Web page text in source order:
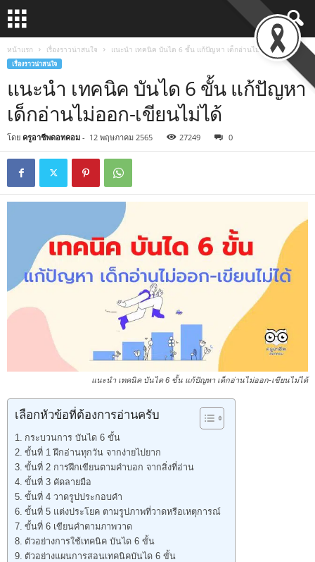
หน้าแรก เรื่องราวน่าสนใจ แนะนำ เทคนิค บันได 6 ขั้น แก้ปัญหา เด็กอ่านไม่ออก-เขียนไม่ได้
เรื่องราวน่าสนใจ
แนะนำ เทคนิค บันได 6 ขั้น แก้ปัญหา
เด็กอ่านไม่ออก-เขียนไม่ได้
โดย ครูอาชีพดอทคอม - 12 พฤษภาคม 2565 27249 0
แนะนำ เทคนิค บันได 6 ขั้น แก้ปัญหา เด็กอ่านไม่ออก-เขียนไม่ได้
เลือกหัวข้อที่ต้องการอ่านครับ
กระบวนการ บันได 6 ขั้น
ขั้นที่ 1 ฝึกอ่านทุกวัน จากง่ายไปยาก
ขั้นที่ 2 การฝึกเขียนตามคำบอก จากสิ่งที่อ่าน
ขั้นที่ 3 คัดลายมือ
ขั้นที่ 4 วาดรูปประกอบคำ
ขั้นที่ 5 แต่งประโยค ตามรูปภาพที่วาดหรือเหตุการณ์
ขั้นที่ 6 เขียนคำตามภาพวาด
ตัวอย่างการใช้เทคนิค บันได 6 ขั้น
ตัวอย่างแผนการสอนเทคนิคบันได 6 ขั้น